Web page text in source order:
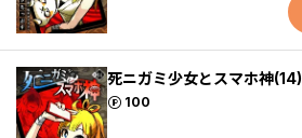
死ニガミ少女とスマホ神(14)
100
ポイント